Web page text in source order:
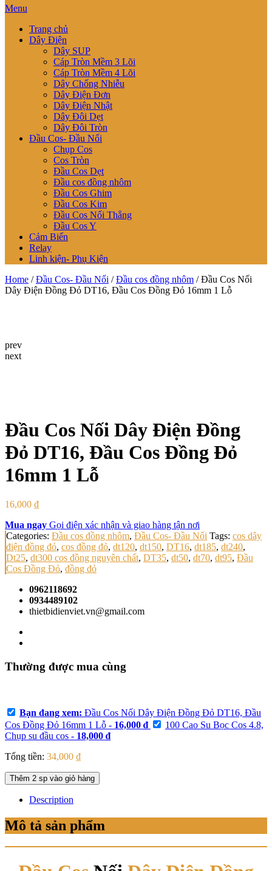
Menu
Trang chủ
Dây Điện
Dây SUP
Cáp Tròn Mềm 3 Lõi
Cáp Tròn Mềm 4 Lõi
Dây Chống Nhiễu
Dây Điện Đơn
Dây Điện Nhật
Dây Đôi Dẹt
Dây Đôi Tròn
Đầu Cos- Đầu Nối
Chụp Cos
Cos Tròn
Đầu Cos Dẹt
Đầu cos đồng nhôm
Đầu Cos Ghim
Đầu Cos Kim
Đầu Cos Nối Thẳng
Đầu Cos Y
Cảm Biến
Relay
Linh kiện- Phụ Kiện
Home /Đầu Cos- Đầu Nối /Đầu cos đồng nhôm / Đầu Cos Nối
Dây Điện Đồng Đỏ DT16, Đầu Cos Đồng Đỏ 16mm 1 Lỗ
prev
next
Đầu Cos Nối Dây Điện Đồng
Đỏ DT16, Đầu Cos Đồng Đỏ
16mm 1 Lỗ
16,000 ₫
Mua ngay Gọi điện xác nhận và giao hàng tận nơi
Categories: Đầu cos đồng nhôm, Đầu Cos- Đầu Nối Tags: cos dây
điện đồng đỏ, cos đồng đỏ, dt120, dt150, DT16, dt185, dt240,
Dt25, dt300 cos đồng nguyên chất, DT35, dt50, dt70, dt95, Đầu
Cos Đồng Đỏ, đồng đỏ
0962118692
0934489102
thietbidienviet.vn@gmail.com
Thường được mua cùng
Bạn đang xem: Đầu Cos Nối Dây Điện Đồng Đỏ DT16, Đầu
Cos Đồng Đỏ 16mm 1 Lỗ - 16,000 ₫
100 Cao Su Bọc Cos 4.8,
Chụp su đầu cos - 18,000 ₫
Tổng tiền: 34,000 ₫
Thêm 2 sp vào giỏ hàng
Description
Mô tả sản phẩm